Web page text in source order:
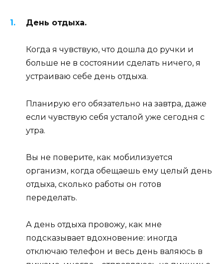
День отдыха.
Когда я чувствую, что дошла до ручки и
больше не в состоянии сделать ничего, я
устраиваю себе день отдыха.
Планирую его обязательно на завтра, даже
если чувствую себя усталой уже сегодня с
утра.
Вы не поверите, как мобилизуется
организм, когда обещаешь ему целый день
отдыха, сколько работы он готов
переделать.
А день отдыха провожу, как мне
подсказывает вдохновение: иногда
отключаю телефон и весь день валяюсь в